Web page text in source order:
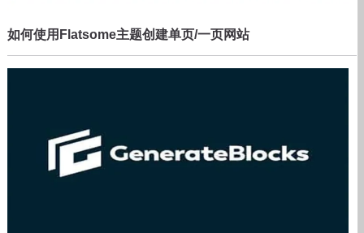
如何使用Flatsome主题创建单页/一页网站